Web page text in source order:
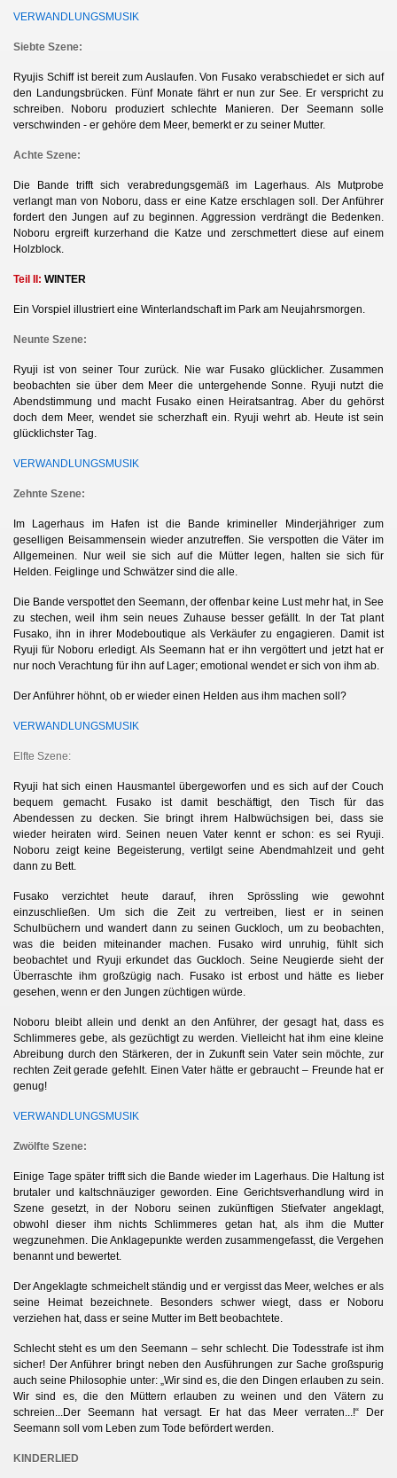
VERWANDLUNGSMUSIK
Siebte Szene:
Ryujis Schiff ist bereit zum Auslaufen. Von Fusako verabschiedet er sich auf
den Landungsbrücken. Fünf Monate fährt er nun zur See. Er verspricht zu
schreiben. Noboru produziert schlechte Manieren. Der Seemann solle
verschwinden - er gehöre dem Meer, bemerkt er zu seiner Mutter.
Achte Szene:
Die Bande trifft sich verabredungsgemäß im Lagerhaus. Als Mutprobe
verlangt man von Noboru, dass er eine Katze erschlagen soll. Der Anführer
fordert den Jungen auf zu beginnen. Aggression verdrängt die Bedenken.
Noboru ergreift kurzerhand die Katze und zerschmettert diese auf einem
Holzblock.
Teil II: WINTER
Ein Vorspiel illustriert eine Winterlandschaft im Park am Neujahrsmorgen.
Neunte Szene:
Ryuji ist von seiner Tour zurück. Nie war Fusako glücklicher. Zusammen
beobachten sie über dem Meer die untergehende Sonne. Ryuji nutzt die
Abendstimmung und macht Fusako einen Heiratsantrag. Aber du gehörst
doch dem Meer, wendet sie scherzhaft ein. Ryuji wehrt ab. Heute ist sein
glücklichster Tag.
VERWANDLUNGSMUSIK
Zehnte Szene:
Im Lagerhaus im Hafen ist die Bande krimineller Minderjähriger zum
geselligen Beisammensein wieder anzutreffen. Sie verspotten die Väter im
Allgemeinen. Nur weil sie sich auf die Mütter legen, halten sie sich für
Helden. Feiglinge und Schwätzer sind die alle.
Die Bande verspottet den Seemann, der offenbar keine Lust mehr hat, in See
zu stechen, weil ihm sein neues Zuhause besser gefällt. In der Tat plant
Fusako, ihn in ihrer Modeboutique als Verkäufer zu engagieren. Damit ist
Ryuji für Noboru erledigt. Als Seemann hat er ihn vergöttert und jetzt hat er
nur noch Verachtung für ihn auf Lager; emotional wendet er sich von ihm ab.
Der Anführer höhnt, ob er wieder einen Helden aus ihm machen soll?
VERWANDLUNGSMUSIK
Elfte Szene:
Ryuji hat sich einen Hausmantel übergeworfen und es sich auf der Couch
bequem gemacht. Fusako ist
damit beschäftigt, den Tisch für das
Abendessen zu decken. Sie bringt ihrem Halbwüchsigen bei, dass sie
wieder heiraten wird. Seinen neuen Vater kennt er schon: es sei Ryuji.
Noboru zeigt keine Begeisterung, vertilgt seine Abendmahlzeit und geht
dann zu Bett.
Fusako verzichtet heute darauf, ihren Sprössling wie gewohnt
einzuschließen. Um sich die Zeit zu vertreiben, liest er in seinen
Schulbüchern und wandert dann zu seinen Guckloch, um zu beobachten,
was die beiden miteinander machen. Fusako wird unruhig, fühlt sich
beobachtet und Ryuji erkundet das Guckloch. Seine Neugierde sieht der
Überraschte ihm großzügig nach. Fusako ist erbost und hätte es lieber
gesehen, wenn er den Jungen züchtigen würde.
Noboru bleibt allein und denkt an den Anführer, der gesagt hat, dass es
Schlimmeres gebe, als gezüchtigt zu werden. Vielleicht hat ihm eine kleine
Abreibung durch den Stärkeren, der in Zukunft sein Vater sein möchte, zur
rechten Zeit gerade gefehlt. Einen Vater hätte er gebraucht – Freunde hat er
genug!
VERWANDLUNGSMUSIK
Zwölfte Szene:
Einige Tage später trifft sich die Bande wieder im Lagerhaus. Die Haltung ist
brutaler und kaltschnäuziger geworden. Eine Gerichtsverhandlung wird in
Szene gesetzt, in der Noboru seinen zukünftigen Stiefvater angeklagt,
obwohl dieser ihm nichts Schlimmeres getan hat, als ihm die Mutter
wegzunehmen. Die Anklagepunkte werden zusammengefasst, die Vergehen
benannt und bewertet.
Der Angeklagte schmeichelt ständig und er vergisst das Meer, welches er als
seine Heimat bezeichnete. Besonders schwer wiegt, dass er Noboru
verziehen hat, dass er seine Mutter im Bett beobachtete.
Schlecht steht es um den Seemann – sehr schlecht. Die Todesstrafe ist ihm
sicher! Der Anführer bringt neben den Ausführungen zur Sache großspurig
auch seine Philosophie unter: „Wir sind es, die den Dingen erlauben zu sein.
Wir sind es, die den Müttern erlauben zu weinen und den Vätern zu
schreien...Der Seemann hat versagt. Er hat das Meer verraten...!“ Der
Seemann soll vom Leben zum Tode befördert werden.
KINDERLIED